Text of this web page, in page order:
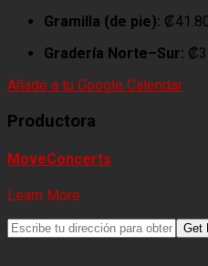
Gramilla (de pie):
Gradería Norte–Sur:
Añade a tu Google Calendar
Productora
MoveConcerts
Learn More
Get